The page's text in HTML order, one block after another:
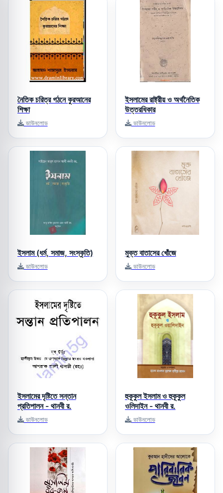
নৈতিক চরিত্র গঠনে কুরআনের
শিক্ষা
ডাউনলোড
ইসলামের রাষ্ট্রীয় ও অর্থনৈতিক
উত্তরধিকার
ডাউনলোড
ইসলাম (ধর্ম, সমাজ, সংস্কৃতি)
ডাউনলোড
মুক্ত বাতাসের খোঁজে
ডাউনলোড
ইসলামের দৃষ্টিতে সন্তান
প্রতিপালন - থানবী র.
ডাউনলোড
হুকূকুল ইসলাম ও হুকূকুল
ওলিদাইন - থানবী র.
ডাউনলোড